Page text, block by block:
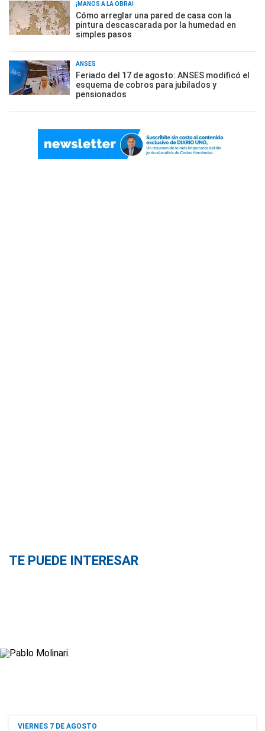
¡MANOS A LA OBRA!
Cómo arreglar una pared de casa con la
pintura descascarada por la humedad en
simples pasos
ANSES
Feriado del 17 de agosto: ANSES modificó el
esquema de cobros para jubilados y
pensionados
TE PUEDE INTERESAR
VIERNES 7 DE AGOSTO